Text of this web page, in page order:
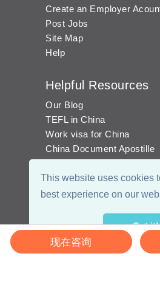
This website uses cookies
best experience on our
Got it!
Create an Employer
Post Jobs
Site Map
Help
Helpful Resources
Our Blog
TEFL in China
Work visa for China
China Document Apostille
现在咨询